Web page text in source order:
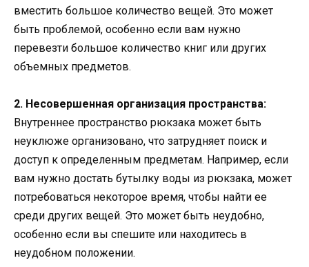
вместить большое количество вещей. Это может
быть проблемой, особенно если вам нужно
перевезти большое количество книг или других
объемных предметов.
2. Несовершенная организация пространства:
Внутреннее пространство рюкзака может быть
неуклюже организовано, что затрудняет поиск и
доступ к определенным предметам. Например, если
вам нужно достать бутылку воды из рюкзака, может
потребоваться некоторое время, чтобы найти ее
среди других вещей. Это может быть неудобно,
особенно если вы спешите или находитесь в
неудобном положении.